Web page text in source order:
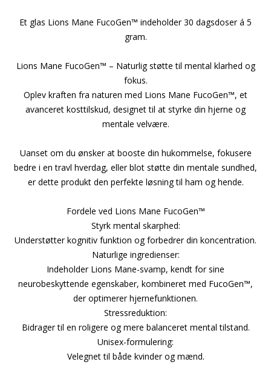
Et glas Lions Mane FucoGen™ indeholder 30 dagsdoser á 5
gram.
Lions Mane FucoGen™ – Naturlig støtte til mental klarhed og
fokus.
Oplev kraften fra naturen med Lions Mane FucoGen™, et
avanceret kosttilskud, designet til at styrke din hjerne og
mentale velvære.
Uanset om du ønsker at booste din hukommelse, fokusere
bedre i en travl hverdag, eller blot støtte din mentale sundhed,
er dette produkt den perfekte løsning til ham og hende.
Fordele ved Lions Mane FucoGen™
Styrk mental skarphed:
Understøtter kognitiv funktion og forbedrer din koncentration.
Naturlige ingredienser:
Indeholder Lions Mane-svamp, kendt for sine
neurobeskyttende egenskaber, kombineret med FucoGen™,
der optimerer hjernefunktionen.
Stressreduktion:
Bidrager til en roligere og mere balanceret mental tilstand.
Unisex-formulering:
Velegnet til både kvinder og mænd.